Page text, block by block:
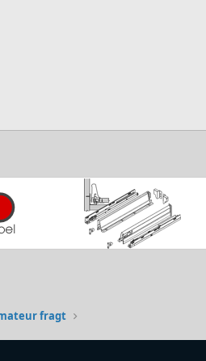
fragt